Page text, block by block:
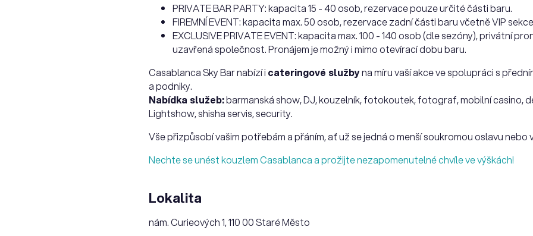
PRIVATE BAR PARTY: kapacita 15 - 40 osob, rezervace pouze určité části baru.
FIREMNÍ EVENT: kapacita max. 50 osob, rezervace zadní části baru včetně VIP sekce
EXCLUSIVE PRIVATE EVENT: kapacita max. 100 - 140 osob (dle sezóny), privátní
uzavřená společnost. Pronájem je možný i mimo otevírací dobu baru.
Casablanca Sky Bar nabízí i cateringové službyna míru vaší akce ve spolupráci s
a podniky.
Nabídka služeb:barmanská show, DJ, kouzelník, fotokoutek, fotograf, mobilní casino,
Lightshow, shisha servis, security.
Vše přizpůsobí vašim potřebám a přáním, ať už se jedná o menší soukromou oslavu nebo
Nechte se unést kouzlem Casablanca a prožijte nezapomenutelné chvíle ve výškách!
Lokalita
nám. Curieových 1, 110 00 Staré Město